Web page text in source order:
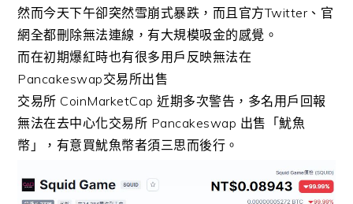
然而今天下午卻突然雪崩式暴跌，而且官方Twitter、官
網全都刪除無法連線，有大規模吸金的感覺。
而在初期爆紅時也有很多用戶反映無法在
Pancakeswap交易所出售
交易所 CoinMarketCap 近期多次警告，多名用戶回報
無法在去中心化交易所 Pancakeswap 出售「魷魚
幣」，有意買魷魚幣者須三思而後行。